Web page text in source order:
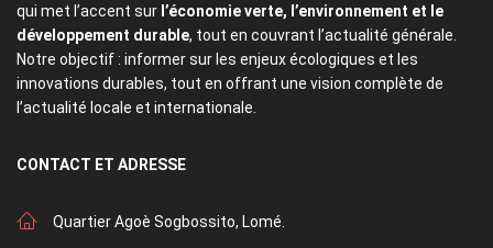
qui met l’accent sur l’économie verte, l’environnement et le
développement durable, tout en couvrant l’actualité générale.
Notre objectif : informer sur les enjeux écologiques et les
innovations durables, tout en offrant une vision complète de
l’actualité locale et internationale.
CONTACT ET ADRESSE
Quartier Agoè Sogbossito, Lomé.